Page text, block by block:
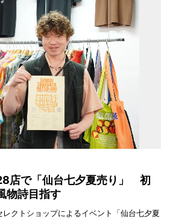
店で「仙台七夕夏売り」 初
物詩目指す
クトショップによるイベント「仙台七夕夏